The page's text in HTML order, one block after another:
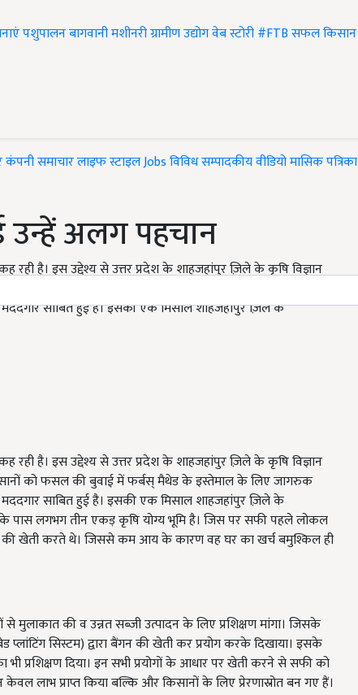
पशुपालनबागवानीमशीनरीग्रामीण उद्योगवेब स्टोरी#FTBसफल किसान
कंपनी समाचारलाइफ स्टाइलJobsविविधसम्पादकीयवीडियोमासिक पत्रिका
अलग पहचान
है। इस उद्देश्य से उत्तर प्रदेश के शाहजहांपुर ज़िले के कृषि विज्ञान
साबित हुई है। इसकी एक मिसाल शाहजहांपुर ज़िले के
है। इस उद्देश्य से उत्तर प्रदेश के शाहजहांपुर ज़िले के कृषि विज्ञान
को फसल की बुवाई में फर्बस् मैथेड के इस्तेमाल के लिए जागरुक
साबित हुई है। इसकी एक मिसाल शाहजहांपुर ज़िले के
पास लगभग तीन एकड़ कृषि योग्य भूमि है। जिस पर सफी पहले लोकल
खेती करते थे। जिससे कम आय के कारण वह घर का खर्च बमुश्किल ही
मुलाकात की व उन्नत सब्जी उत्पादन के लिए प्रशिक्षण मांगा। जिसके
प्लांटिंग सिस्टम)द्वारा बैंगन की खेती कर प्रयोग करके दिखाया। इसके
भी प्रशिक्षण दिया। इन सभी प्रयोगों के आधार पर खेती करने से सफी को
लाभ प्राप्त किया बल्कि और किसानों के लिए प्रेरणास्रोत बन गए हैं।